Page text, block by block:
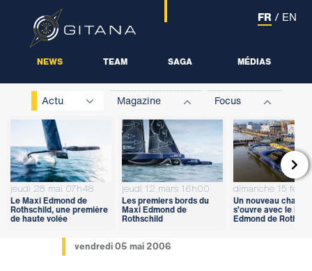
NEWS TEAM SAGA MÉDIAS
FR / EN
Actu Magazine Focus
jeudi 28 mai 07h48
Le Maxi Edmond de
Rothschild, une première
de haute volée
jeudi 12 mars 16h00
Les premiers bords du
Maxi Edmond de
Rothschild
dimanche 15
Un nouveau
s’ouvre avec le Maxi
Edmond de

vendredi 05 mai 2006